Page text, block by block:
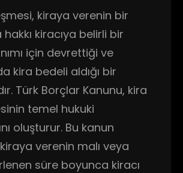
kiraya verenin bir
hakkı kiracıya belirli bir
için devrettiği ve
kira bedeli aldığı bir
Türk Borçlar Kanunu, kira
temel hukuki
oluşturur. Bu kanun
verenin malı veya
süre boyunca kiracı